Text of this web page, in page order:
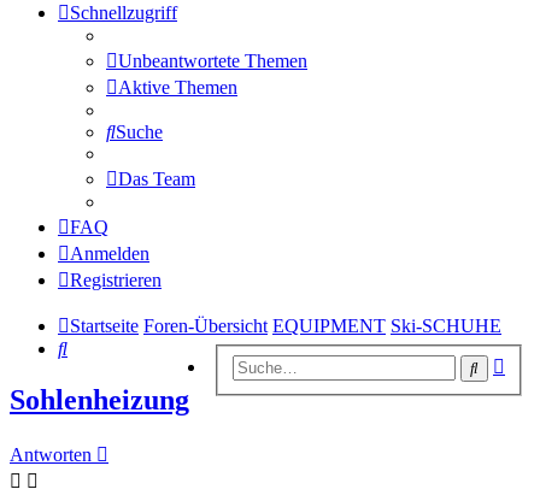
Schnellzugriff
Unbeantwortete Themen
Aktive Themen
Suche
Das Team
FAQ
Anmelden
Registrieren
Startseite Foren-Übersicht EQUIPMENT Ski-SCHUHE
Suche
Suche
Sohlenheizung
Antworten